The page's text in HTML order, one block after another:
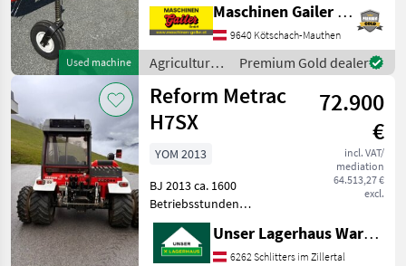
Agricultural
Motor
Vehicles
Two Axle
SELECT
CATEGORY
Reform
Aebi
Used machine
Reform Mähtrac. It has a
working width of 220 cm
and features 3 rows of
tines. A PTO shaft is
Maschinen Gailer GmbH
9640 Kötschach-Mauthen
Agricultural
motor
vehicles /
Reform
Premium Gold dealer
Reform Metrac
H7SX
72.900
€
incl. VAT/
mediation
64.513,27 €
excl.
YOM 2013
BJ 2013 ca. 1600
Betriebsstunden
Agricultural motor vehicles
Two-axle mowers
Unser Lagerhaus Warenhandelsges.m.b.H.
6262 Schlitters im Zillertal